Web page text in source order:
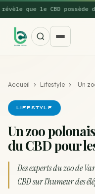
que le CBD possède
SUGGESTIONS
Une nouvelle étude
cannabis réduit de 99…
Accueil › Lifestyle › Un
LIFESTYLE
Un zoo
du CBD pour
Des experts du zoo de
CBD sur l’humeur des